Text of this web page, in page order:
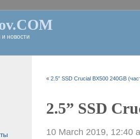
и новости
«2.5” SSD Crucial BX500 240GB
2.5” SSD
10 March 2019, 12:40